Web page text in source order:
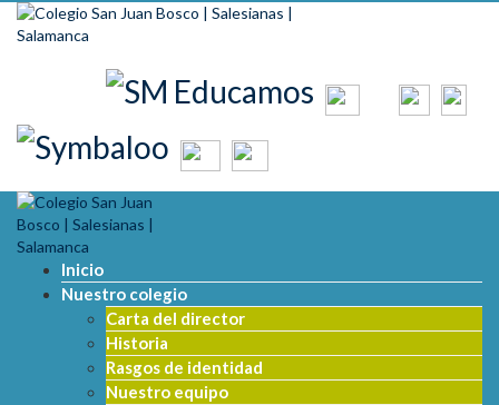
Skip to content
Inicio
Nuestro colegio
Carta del director
Historia
Rasgos de identidad
Nuestro equipo